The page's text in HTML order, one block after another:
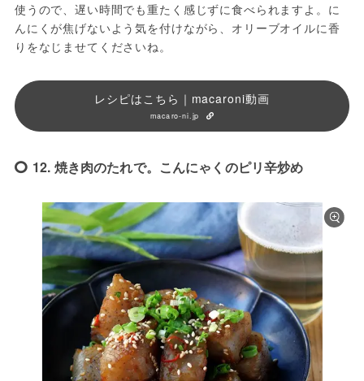
使うので、遅い時間でも重たく感じずに食べられますよ。に
んにくが焦げないよう気を付けながら、オリーブオイルに香
りをなじませてくださいね。
レシピはこちら｜macaroni動画
macaro-ni.jp
12. 焼き肉のたれで。こんにゃくのピリ辛炒め